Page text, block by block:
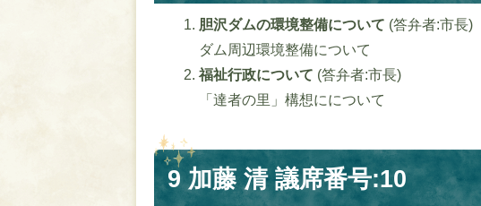
胆沢ダムの環境整備について (答弁者:市長)
ダム周辺環境整備について
福祉行政について (答弁者:市長)
「達者の里」構想にについて
9 加藤 清 議席番号:10